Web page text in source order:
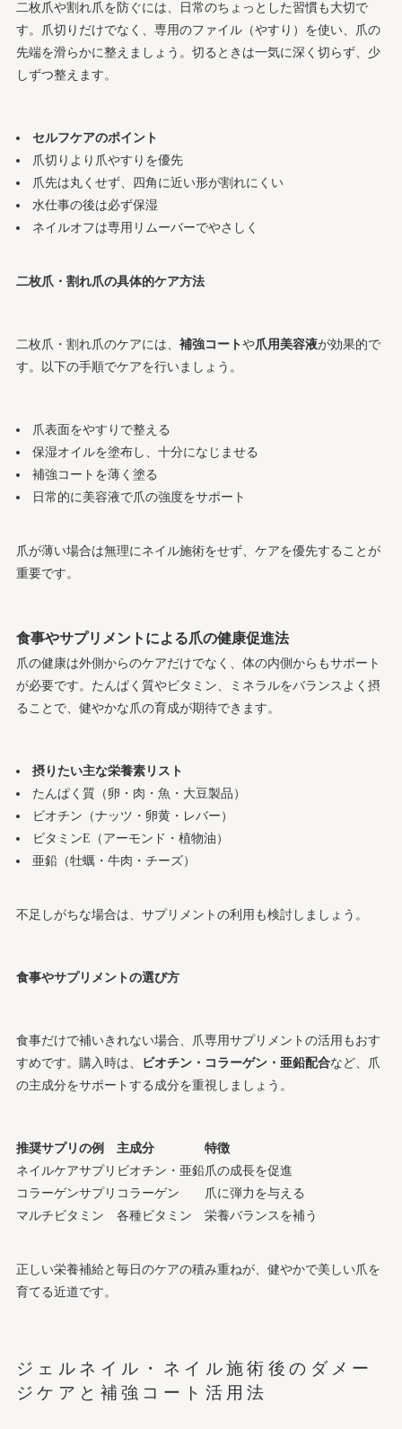
二枚爪や割れ爪を防ぐには、日常のちょっとした習慣も大切で
す。爪切りだけでなく、専用のファイル（やすり）を使い、爪の
先端を滑らかに整えましょう。切るときは一気に深く切らず、少
しずつ整えます。
セルフケアのポイント
爪切りより爪やすりを優先
爪先は丸くせず、四角に近い形が割れにくい
水仕事の後は必ず保湿
ネイルオフは専用リムーバーでやさしく
二枚爪・割れ爪の具体的ケア方法
二枚爪・割れ爪のケアには、 補強コートや爪用美容液が効果的で
す。以下の手順でケアを行いましょう。
爪表面をやすりで整える
保湿オイルを塗布し、十分になじませる
補強コートを薄く塗る
日常的に美容液で爪の強度をサポート
爪が薄い場合は無理にネイル施術をせず、ケアを優先することが
重要です。
食事やサプリメントによる爪の健康促進法
爪の健康は外側からのケアだけでなく、体の内側からもサポート
が必要です。たんぱく質やビタミン、ミネラルをバランスよく摂
ることで、健やかな爪の育成が期待できます。
摂りたい主な栄養素リスト
たんぱく質（卵・肉・魚・大豆製品）
ビオチン（ナッツ・卵黄・レバー）
ビタミンE（アーモンド・植物油）
亜鉛（牡蠣・牛肉・チーズ）
不足しがちな場合は、サプリメントの利用も検討しましょう。
食事やサプリメントの選び方
食事だけで補いきれない場合、爪専用サプリメントの活用もおす
すめです。購入時は、
ビオチン・コラーゲン・亜鉛配合など、爪
の主成分をサポートする成分を重視しましょう。
推奨サプリの例 主成分
特徴
ネイルケアサプリ ビオチン・亜鉛爪の成長を促進
コラーゲンサプリ コラーゲン
爪に弾力を与える
マルチビタミン
各種ビタミン 栄養バランスを補う
正しい栄養補給と毎日のケアの積み重ねが、健やかで美しい爪を
育てる近道です。
ジェルネイル・ネイル施術後のダメー
ジケアと補強コート活用法